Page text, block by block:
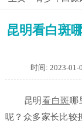
昆明看白斑
时间: 2023-01-
昆明看白斑哪
呢？众多家长比较